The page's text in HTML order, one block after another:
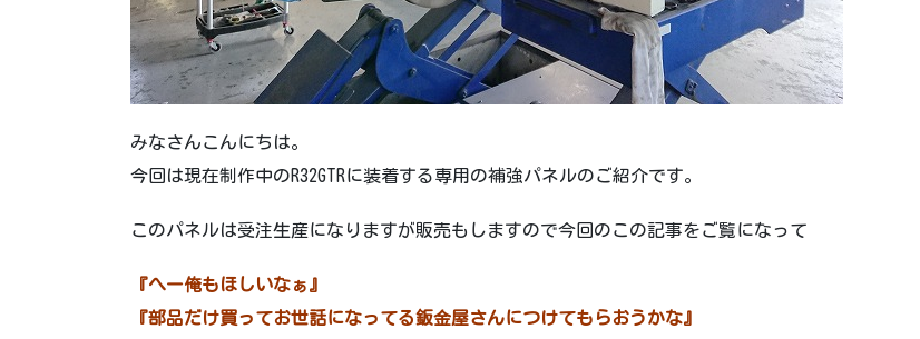
みなさんこんにちは。
今回は現在制作中のR32GTRに装着する専用の補強パネルのご紹介です。
このパネルは受注生産になりますが販売もしますので今回のこの記事をご覧になって
『へー俺もほしいなぁ』
『部品だけ買ってお世話になってる鈑金屋さんにつけてもらおうかな』